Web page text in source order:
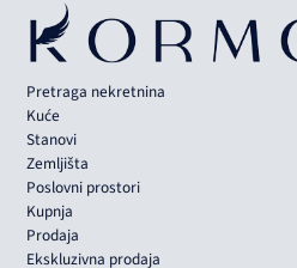
Pretraga nekretnina
Kuće
Stanovi
Zemljišta
Poslovni prostori
Kupnja
Prodaja
Ekskluzivna prodaja